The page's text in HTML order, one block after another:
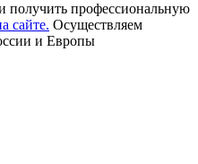
получить профессиональную
сайте. Осуществляем
и Европы